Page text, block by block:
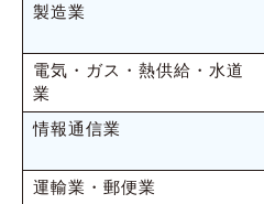
製造業
電気・ガス・熱供給・水道
業
情報通信業
運輸業・郵便業